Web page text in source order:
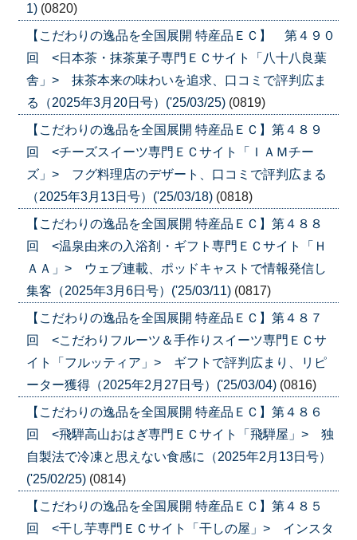
1) (0820)
【こだわりの逸品を全国展開 特産品ＥＣ】 第４９０
回 <日本茶・抹茶菓子専門ＥＣサイト「八十八良葉
舎」> 抹茶本来の味わいを追求、口コミで評判広ま
る（2025年3月20日号）('25/03/25) (0819)
【こだわりの逸品を全国展開 特産品ＥＣ】第４８９
回 <チーズスイーツ専門ＥＣサイト「ＩＡＭチー
ズ」> フグ料理店のデザート、口コミで評判広まる
（2025年3月13日号）('25/03/18) (0818)
【こだわりの逸品を全国展開 特産品ＥＣ】第４８８
回 <温泉由来の入浴剤・ギフト専門ＥＣサイト「Ｈ
ＡＡ」> ウェブ連載、ポッドキャストで情報発信し
集客（2025年3月6日号）('25/03/11) (0817)
【こだわりの逸品を全国展開 特産品ＥＣ】第４８７
回 <こだわりフルーツ＆手作りスイーツ専門ＥＣサ
イト「フルッティア」> ギフトで評判広まり、リピ
ーター獲得（2025年2月27日号）('25/03/04) (0816)
【こだわりの逸品を全国展開 特産品ＥＣ】第４８６
回 <飛騨高山おはぎ専門ＥＣサイト「飛騨屋」> 独
自製法で冷凍と思えない食感に（2025年2月13日号）
('25/02/25) (0814)
【こだわりの逸品を全国展開 特産品ＥＣ】第４８５
回 <干し芋専門ＥＣサイト「干しの屋」> インスタ